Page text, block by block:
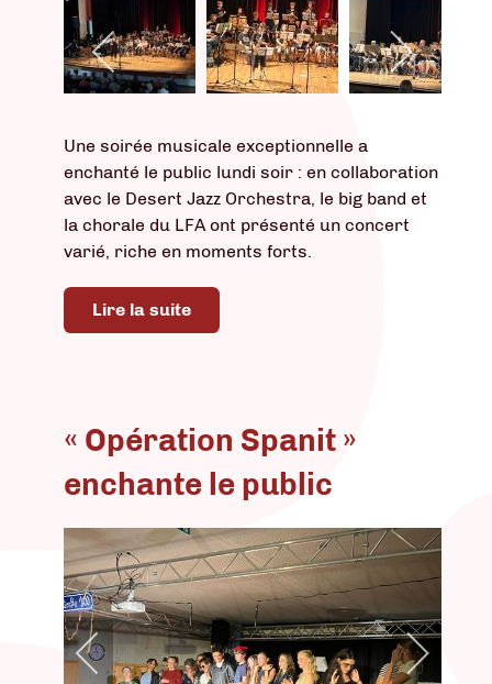
Une soirée musicale exceptionnelle a
enchanté le public lundi soir : en collaboration
avec le Desert Jazz Orchestra, le big band et
la chorale du LFA ont présenté un concert
varié, riche en moments forts.
Lire la suite
« Opération Spanit »
enchante le public